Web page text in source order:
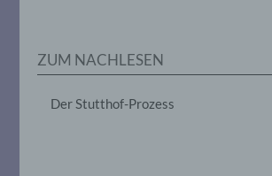
ZUM NACHLESEN
Der Stutthof-Prozess